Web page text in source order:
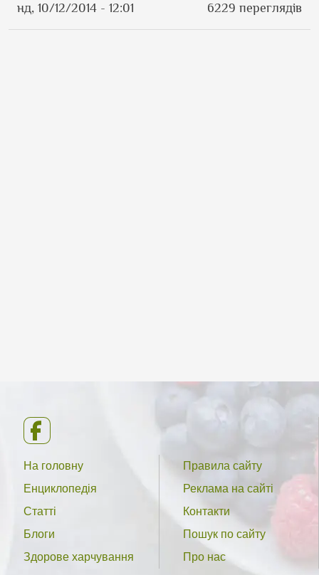
нд, 10/12/2014 - 12:01 6229 переглядів
На головну
Енциклопедія
Статті
Блоги
Здорове харчування
Правила сайту
Реклама на сайті
Контакти
Пошук по сайту
Про нас